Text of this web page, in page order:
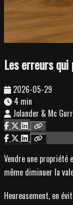
Les erreurs
2026-05-29
4 min
Jolander & Mc
Vendre une
même diminuer la
Heureusement, en